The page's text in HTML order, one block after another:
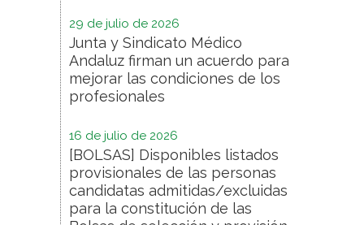
29 de julio de 2026
Junta y Sindicato Médico
Andaluz firman un acuerdo para
mejorar las condiciones de los
profesionales
16 de julio de 2026
[BOLSAS] Disponibles listados
provisionales de las personas
candidatas admitidas/excluidas
para la constitución de las